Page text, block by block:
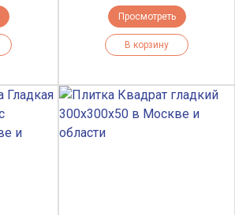
Просмотреть
В корзину